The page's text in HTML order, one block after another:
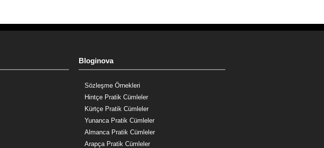
Bloginova
Sözleşme Örnekleri
Hintçe Pratik Cümleler
Kürtçe Pratik Cümleler
Yunanca Pratik Cümleler
Almanca Pratik Cümleler
Arapça Pratik Cümleler